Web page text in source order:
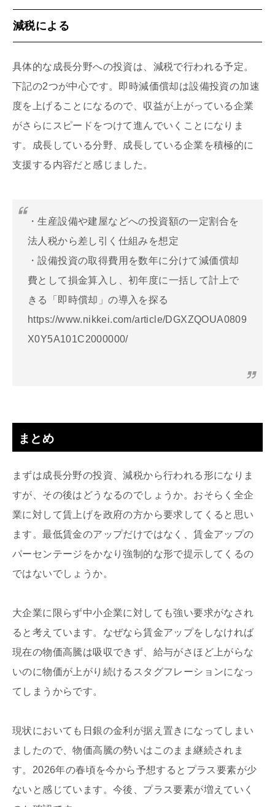
減税による
具体的な成長分野への投資は、減税で行われる予定。
下記の2つが中心です。即時減価償却は設備投資の加速
度を上げることになるので、収益が上がっている企業
がさらにスピードをつけて進んでいくことになりま
す。成長している分野、成長している企業を積極的に
支援する内容だと感じました。
・生産設備や建屋などへの投資額の一定割合を
法人税から差し引く仕組みを想定
・設備投資の取得費用を数年に分けて減価償却
費として損金算入し、初年度に一括して計上で
きる「即時償却」の導入を探る
https://www.nikkei.com/article/DGXZQOUA0809
X0Y5A101C2000000/
まとめ
まずは成長分野の投資、減税から行われる形になりま
すが、その後はどうなるのでしょうか。おそらく全企
業に対して賃上げを政府の方から要求してくると思い
ます。最低賃金のアップだけではなく、賃金アップの
パーセンテージをかなり強制的な形で提示してくるの
ではないでしょうか。
大企業に限らず中小企業に対しても強い要求がなされ
ると考えています。なぜなら賃金アップをしなければ
現在の物価高騰は吸収できず、給与がさほど上がらな
いのに物価が上がり続けるスタグフレーションになっ
てしまうからです。
現状においても日銀の金利が据え置きになってしまい
ましたので、物価高騰の勢いはこのまま継続されま
す。2026年の春頃を今から予想するとプラス要素が少
ないと感じています。今後、プラス要素が増えていく